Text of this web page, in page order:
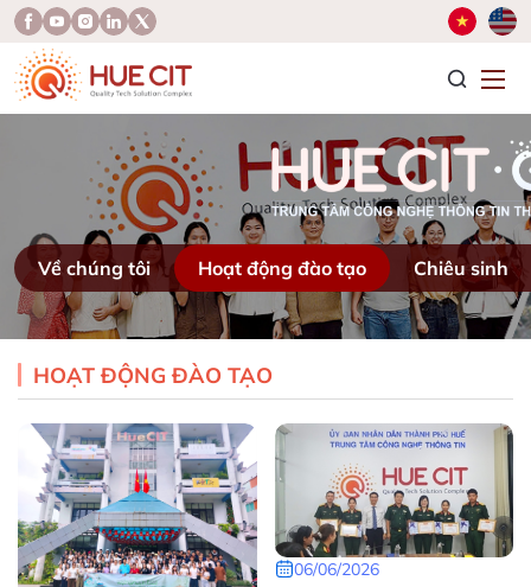
Về chúng tôi Hoạt động đào tạo Chiêu sinh
HOẠT ĐỘNG ĐÀO TẠO
06/06/2026